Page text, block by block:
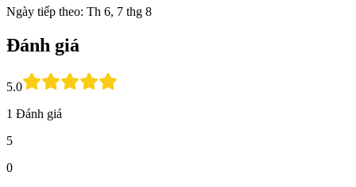
Ngày tiếp theo: Th 6, 7 thg 8
Đánh giá
5.0
1 Đánh giá
5
0